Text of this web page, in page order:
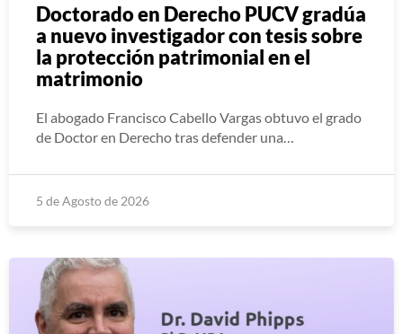
Doctorado en Derecho PUCV gradúa
a nuevo investigador con tesis sobre
la protección patrimonial en el
matrimonio
El abogado Francisco Cabello Vargas obtuvo el grado
de Doctor en Derecho tras defender una…
5 de Agosto de 2026